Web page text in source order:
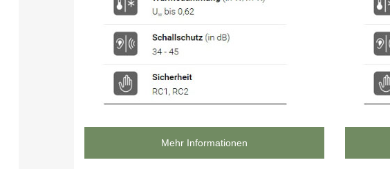
Mehr Informationen